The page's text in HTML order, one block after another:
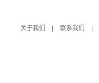
关于我们
联系我们